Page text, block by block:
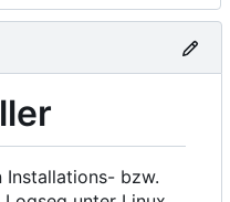
Installations- bzw.